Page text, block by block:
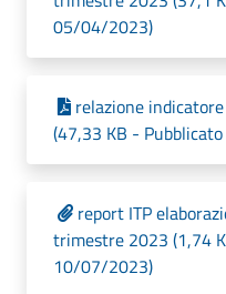
05/04/2023)
relazione
(47,33 KB -
report ITP
trimestre 2023 (1,74
10/07/2023)